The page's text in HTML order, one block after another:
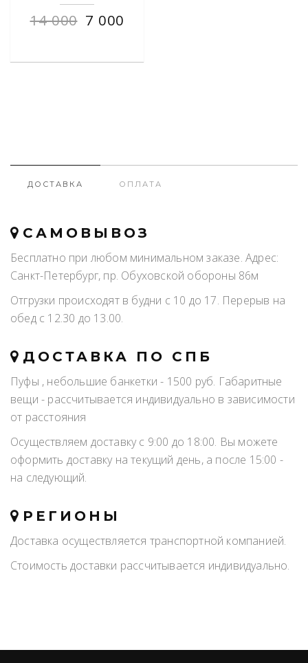
14 000 7 000
ДОСТАВКА ОПЛАТА
САМОВЫВОЗ
Бесплатно при любом минимальном заказе. Адрес:
Санкт-Петербург, пр. Обуховской обороны 86м
Отгрузки происходят в будни с 10 до 17. Перерыв на
обед с 12.30 до 13.00.
ДОСТАВКА ПО СПБ
Пуфы , небольшие банкетки - 1500 руб. Габаритные
вещи - рассчитывается индивидуально в зависимости
от расстояния
Осуществляем доставку с 9:00 до 18:00. Вы можете
оформить доставку на текущий день, а после 15:00 -
на следующий.
РЕГИОНЫ
Доставка осуществляется транспортной компанией.
Стоимость доставки рассчитывается индивидуально.